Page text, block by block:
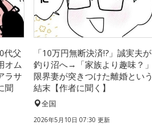
代父
オム
ラサ
聞
「10万円無断決済!?」誠実夫が
釣り沼へ→「家族より趣味？」
限界妻が突きつけた離婚という
結末【作者に聞く】
全国
2026年5月10日 07:30 更新